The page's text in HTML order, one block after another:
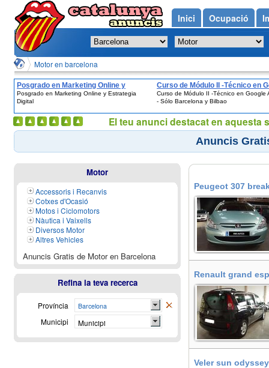
Motor en barcelona
Posgrado en Marketing Online y
Estrategia Digital
Posgrado en Marketing Online y Estrategia
Digital
Curso de Módulo II -Técnico en
Adwords - Sólo Barcelona y
Curso de Módulo II -Técnico en Google
- Sólo Barcelona y Bilbao
Anuncis
Peugeot 307
Renault grand
Veler sun
Motor
Accessoris i Recanvis
Cotxes d'Ocasió
Motos i Ciclomotors
Nàutica i Vaixells
Diversos Motor
Altres Vehicles
Anuncis Gratis de Motor en Barcelona
Refina la teva recerca
Província Barcelona
Municipi Municipi
Inici Ocupació
El teu anunci destacat en aquesta